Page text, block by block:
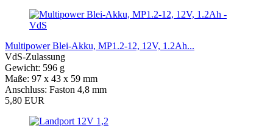
Multipower Blei-Akku, MP1.2-12, 12V, 1.2Ah...
VdS-Zulassung
Gewicht: 596 g
Maße: 97 x 43 x 59 mm
Anschluss: Faston 4,8 mm
5,80 EUR